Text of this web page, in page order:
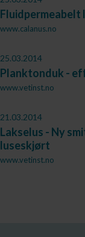
Fluidpermeabelt
www.calanus.no
25.03.2014
Planktonduk -
www.vetinst.no
21.03.2014
Lakselus - Ny
luseskjørt
www.vetinst.no